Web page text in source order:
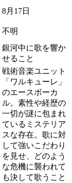
8月17日
不明
銀河中に歌を響か
せること
戦術音楽ユニット
「ワルキューレ」
のエースボーカ
ル。素性や経歴の
一切が謎に包まれ
ているミステリア
スな存在。歌に対
して強いこだわり
を見せ、どのよう
な危機に襲われて
も決して歌うこと